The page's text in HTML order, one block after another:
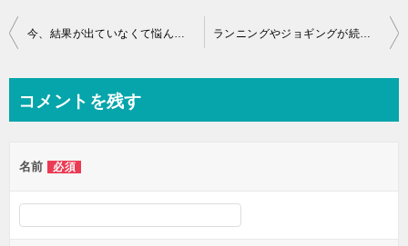
投
ビ
ー
シ
今、結果が出ていなくて悩んでいる方へ… ランニングやジョギングが続かない… 方法を知れば簡単に続きます
コメントを残す
名前 必須